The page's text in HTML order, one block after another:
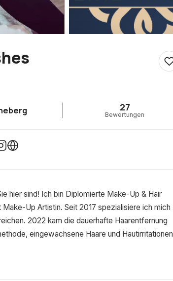
27
Bewertungen
hier sind! Ich bin Diplomierte Make-Up & Hair
Up Artistin. Seit 2017 spezialisiere ich mich
2022 kam die dauerhafte Haarentfernung
eingewachsene Haare und Hautirritationen